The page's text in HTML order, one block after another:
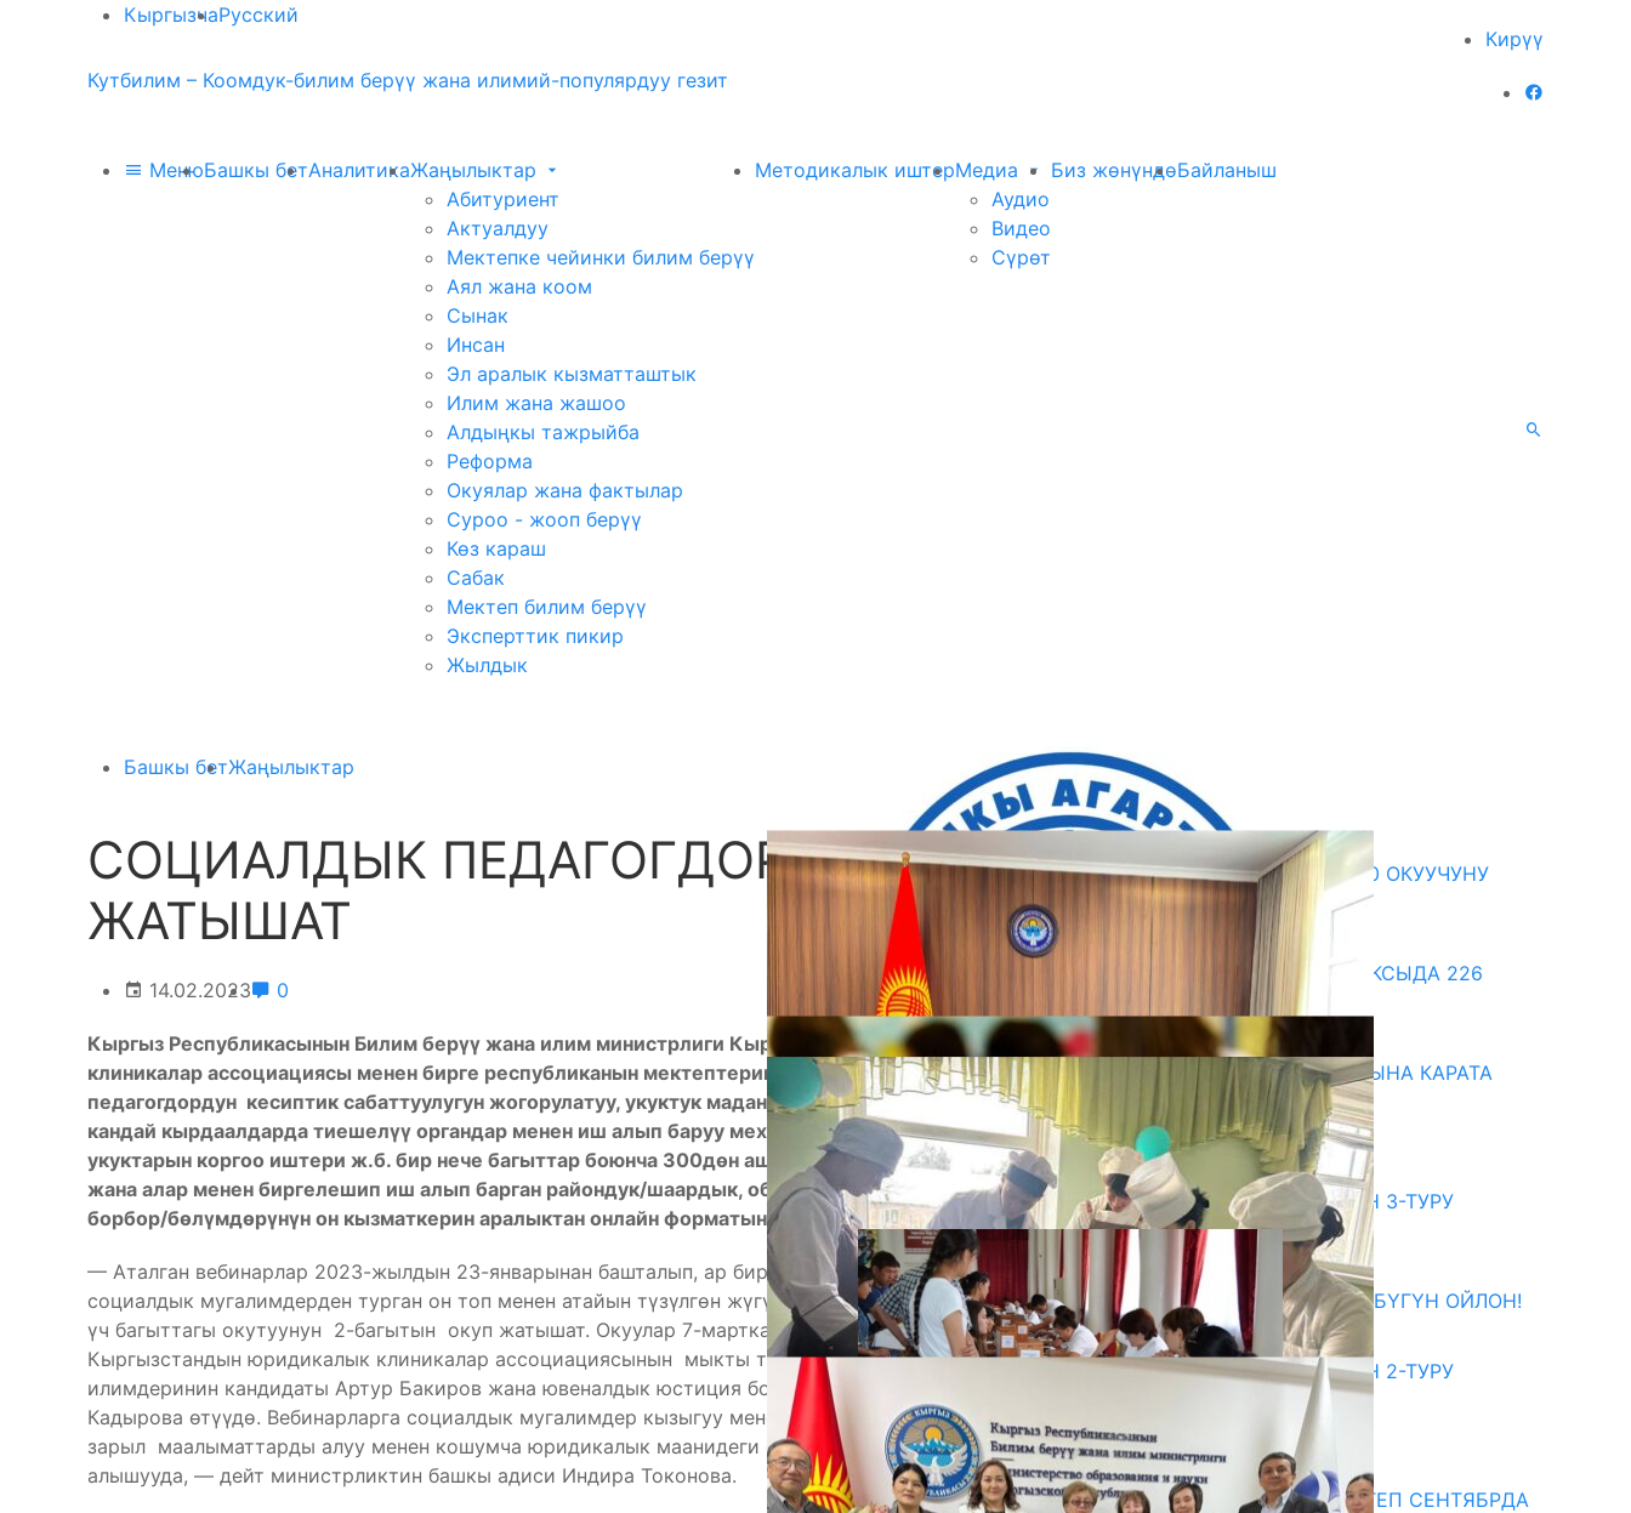
КыргызчаРусский
Кирүү
Кутбилим – Коомдук-билим берүү жана илимий-популярдуу гезит
МенюБашкы бетАналитикаЖаңылыктар
Абитуриент
Актуалдуу
Мектепке чейинки билим берүү
Аял жана коом
Сынак
Инсан
Эл аралык кызматташтык
Илим жана жашоо
Алдыңкы тажрыйба
Реформа
Окуялар жана фактылар
Суроо - жооп берүү
Көз караш
Сабак
Мектеп билим берүү
Эксперттик пикир
Жылдык
Методикалык иштерМедиа
Аудио
Видео
Сүрөт
Биз жөнүндөБайланыш
Башкы бетЖаңылыктар
СОЦИАЛДЫК ПЕДАГОГДОР ОКУП
ЖАТЫШАТ
14.02.2023 0
Кыргыз Республикасынын Билим берүү жана илим министрлиги Кыргызстандын юридикалык
клиникалар ассоциациясы менен бирге республиканын мектептеринде иштеген социалдык
педагогдордун кесиптик сабаттуулугун жогорулатуу, укуктук маданиятын өнүктүрүү жана ар
кандай кырдаалдарда тиешелүү органдар менен иш алып баруу механизмдери, балдардын
укуктарын коргоо иштери ж.б. бир нече багыттар боюнча 300дөн ашык социалдык педагогду
жана алар менен биргелешип иш алып барган райондук/шаардык, облустук билим берүү
борбор/бөлүмдөрүнүн он кызматкерин аралыктан онлайн форматында окутуп жатат.
— Аталган вебинарлар 2023-жылдын 23-январынан башталып, ар бир облустун 30дан ашык
социалдык мугалимдерден турган он топ менен атайын түзүлгөн жүгүртмөнүн негизинде өтүлүүчү
үч багыттагы окутуунун 2-багытын окуп жатышат. Окуулар 7-мартка чейин созулат. Вебинарды
Кыргызстандын юридикалык клиникалар ассоциациясынын мыкты тренерлери — юридикалык
илимдеринин кандидаты Артур Бакиров жана ювеналдык юстиция боюнча адвокат Айжан
Кадырова өтүүдө. Вебинарларга социалдык мугалимдер кызыгуу менен катышып, өздөрүнө
зарыл маалыматтарды алуу менен кошумча юридикалык маанидеги суроолоруна да жооп
алышууда, — дейт министрликтин башкы адиси Индира Токонова.
Акыркы жаңылыктар
ЖЕКЕ МЕНЧИК МЕКТЕП 2300 ОКУУЧУНУ
КАНТИП «ОКУТКАН»?
ДООР ӨЗГӨРТКӨН БИЛИМ: АКСЫДА 226
МУГАЛИМ ОКУУДАН ӨТТҮ
07.08.2026
НАРЫНДА ЖАҢЫ ОКУУ ЖЫЛЫНА КАРАТА
ДАЯРДЫКТАР ТАЛКУУЛАНДЫ
07.08.2026
Абитуриент
ЖОЖДОРГО КАБЫЛ АЛУУНУН 3-ТУРУ
БАШТАЛДЫ
27.07.2026
ӨЗҮҢДҮН КЕЛЕЧЕГИҢ ҮЧҮН БҮГҮН ОЙЛОН!
20.07.2026
ЖОЖДОРГО КАБЫЛ АЛУУНУН 2-ТУРУ
20.07.2026
Медиа
СУЗАКТА 750 ОРУНДУУ МЕКТЕП СЕНТЯБРДА